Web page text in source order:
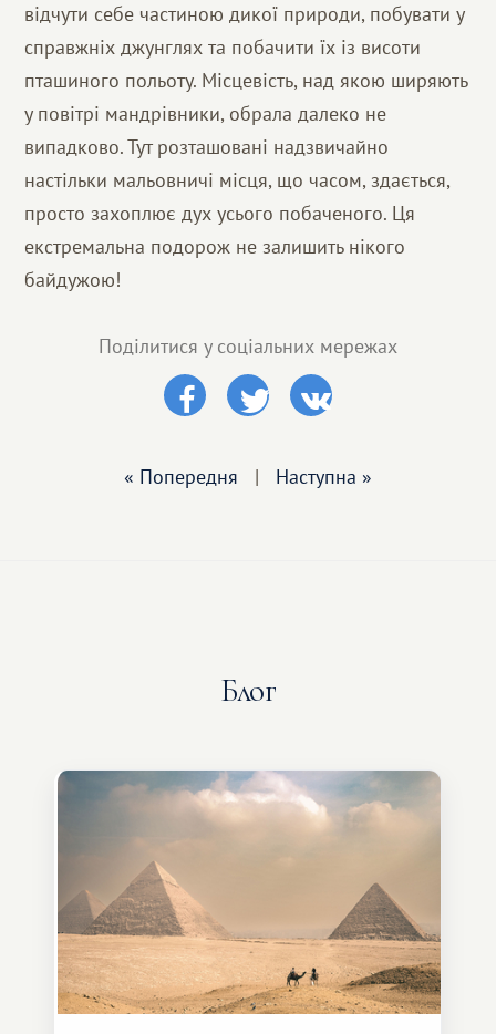
відчути себе частиною дикої природи, побувати у
справжніх джунглях та побачити їх із висоти
пташиного польоту. Місцевість, над якою ширяють
у повітрі мандрівники, обрала далеко не
випадково. Тут розташовані надзвичайно
настільки мальовничі місця, що часом, здається,
просто захоплює дух усього побаченого. Ця
екстремальна подорож не залишить нікого
байдужою!
Поділитися у соціальних мережах
« Попередня | Наступна »
Блог